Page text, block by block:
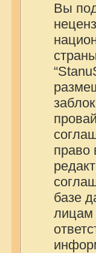
Вы
право
базе
лицам